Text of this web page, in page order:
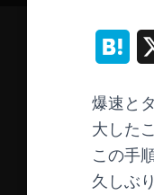
t
e
n
爆速と
大した
この手
久しぶ